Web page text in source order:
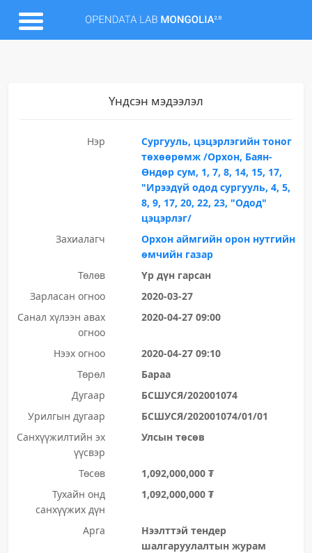
Үндсэн мэдээлэл
Нэр
Сургууль, цэцэрлэгийн тоног
төхөөрөмж /Орхон, Баян-
Өндөр сум, 1, 7, 8, 14, 15, 17,
"Ирээдүй одод сургууль, 4, 5,
8, 9, 17, 20, 22, 23, "Одод"
цэцэрлэг/
Захиалагч
Орхон аймгийн орон нутгийн
өмчийн газар
Төлөв
Үр дүн гарсан
Зарласан огноо
2020-03-27
Санал хүлээн авах
огноо
2020-04-27 09:00
Нээх огноо
2020-04-27 09:10
Төрөл
Бараа
Дугаар
БСШУСЯ/202001074
Урилгын дугаар
БСШУСЯ/202001074/01/01
Санхүүжилтийн эх
үүсвэр
Улсын төсөв
Төсөв
1,092,000,000 ₮
Тухайн онд
санхүүжих дүн
1,092,000,000 ₮
Арга
Нээлттэй тендер
шалгаруулалтын журам